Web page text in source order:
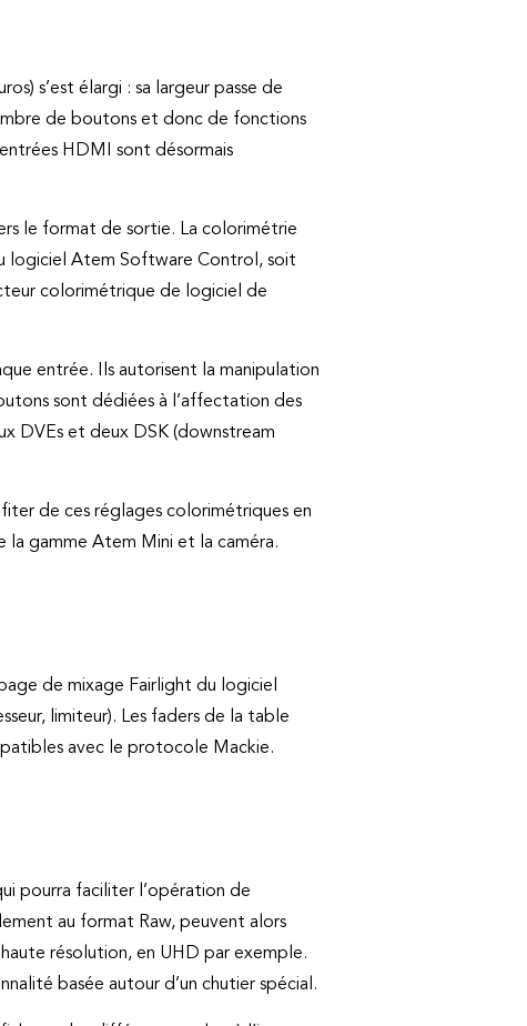
s’est élargi : sa largeur passe de
de boutons et donc de fonctions
HDMI sont désormais
le format de sortie. La colorimétrie
logiciel Atem Software Control, soit
colorimétrique de logiciel de
entrée. Ils autorisent la manipulation
sont dédiées à l’affectation des
DVEs et deux DSK (downstream
de ces réglages colorimétriques en
la gamme Atem Mini et la caméra.
de mixage Fairlight du logiciel
limiteur). Les faders de la table
avec le protocole Mackie.
pourra faciliter l’opération de
au format Raw, peuvent alors
résolution, en UHD par exemple.
basée autour d’un chutier spécial.